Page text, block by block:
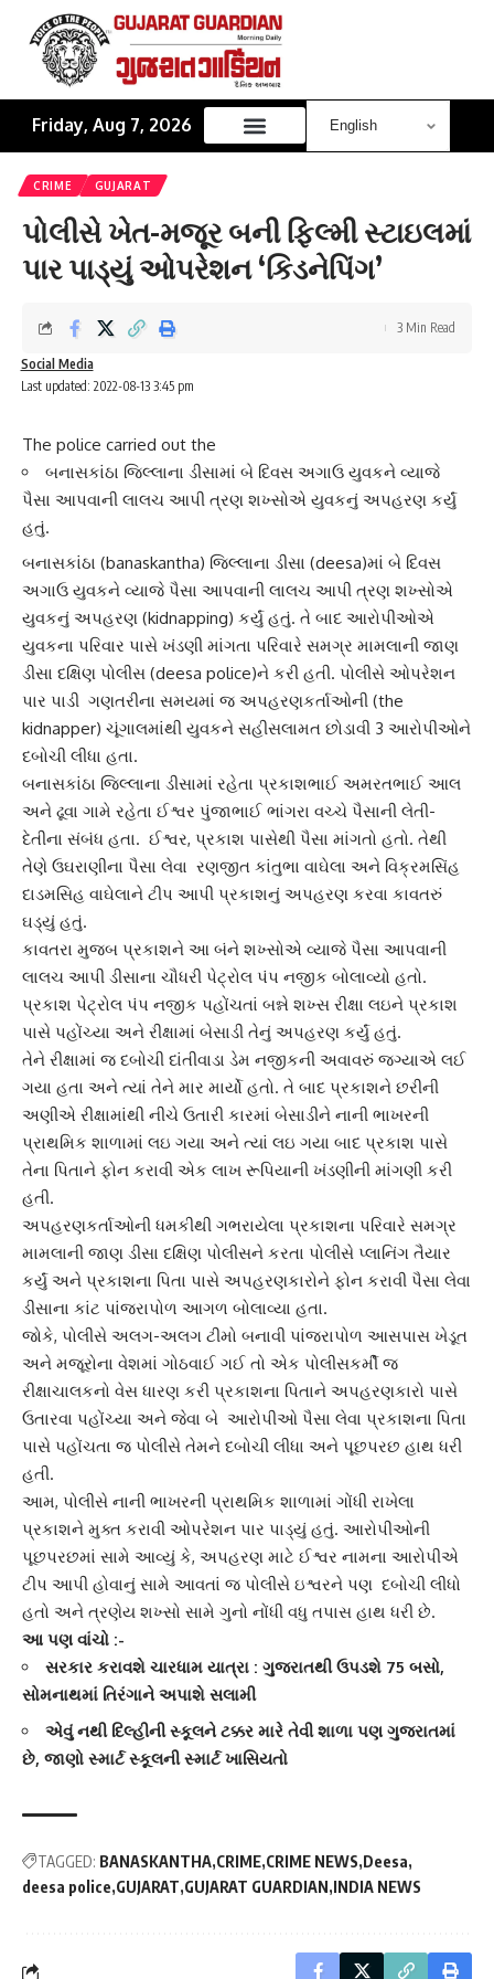
Friday, Aug 7, 2026
CRIME GUJARAT
પોલીસે ખેત-મજૂર બની ફિલ્મી સ્ટાઇલમાં
પાર પાડ્યું ઓપરેશન ‘કિડનેપિંગ’
Last updated: 2022-08-13 3:45 pm
Social Media
3 Min Read
The police carried out the
બનાસકાંઠા જિલ્લાના ડીસામાં બે દિવસ અગાઉ યુવકને વ્યાજે
પૈસા આપવાની લાલચ આપી ત્રણ શખ્સોએ યુવકનું અપહરણ કર્યું
હતું.
બનાસકાંઠા (banaskantha) જિલ્લાના ડીસા (deesa)માં બે દિવસ
અગાઉ યુવકને વ્યાજે પૈસા આપવાની લાલચ આપી ત્રણ શખ્સોએ
યુવકનું અપહરણ (kidnapping) કર્યું હતું. તે બાદ આરોપીઓએ
યુવકના પરિવાર પાસે ખંડણી માંગતા પરિવારે સમગ્ર મામલાની જાણ
ડીસા દક્ષિણ પોલીસ (deesa police)ને કરી હતી. પોલીસે ઓપરેશન
પાર પાડી ગણતરીના સમયમાં જ અપહરણકર્તાઓની (the
kidnapper) ચૂંગાલમાંથી યુવકને સહીસલામત છોડાવી 3 આરોપીઓને
દબોચી લીધા હતા.
બનાસકાંઠા જિલ્લાના ડીસામાં રહેતા પ્રકાશભાઈ અમરતભાઈ આલ
અને ઢૂવા ગામે રહેતા ઈશ્વર પુંજાભાઈ ભાંગરા વચ્ચે પૈસાની લેતી-
દેતીના સંબંધ હતા. ઈશ્વર, પ્રકાશ પાસેથી પૈસા માંગતો હતો. તેથી
તેણે ઉઘરાણીના પૈસા લેવા રણજીત કાંતુભા વાઘેલા અને વિક્રમસિંહ
દાડમસિહ વાઘેલાને ટીપ આપી પ્રકાશનું અપહરણ કરવા કાવતરું
ઘડ્યું હતું.
કાવતરા મુજબ પ્રકાશને આ બંને શખ્સોએ વ્યાજે પૈસા આપવાની
લાલચ આપી ડીસાના ચૌધરી પેટ્રોલ પંપ નજીક બોલાવ્યો હતો.
પ્રકાશ પેટ્રોલ પંપ નજીક પહોંચતાં બન્ને શખ્સ રીક્ષા લઇને પ્રકાશ
પાસે પહોંચ્યા અને રીક્ષામાં બેસાડી તેનું અપહરણ કર્યું હતું.
તેને રીક્ષામાં જ દબોચી દાંતીવાડા ડેમ નજીકની અવાવરું જગ્યાએ લઈ
ગયા હતા અને ત્યાં તેને માર માર્યો હતો. તે બાદ પ્રકાશને છરીની
અણીએ રીક્ષામાંથી નીચે ઉતારી કારમાં બેસાડીને નાની ભાખરની
પ્રાથમિક શાળામાં લઇ ગયા અને ત્યાં લઇ ગયા બાદ પ્રકાશ પાસે
તેના પિતાને ફોન કરાવી એક લાખ રૂપિયાની ખંડણીની માંગણી કરી
હતી.
અપહરણકર્તાઓની ધમકીથી ગભરાયેલા પ્રકાશના પરિવારે સમગ્ર
મામલાની જાણ ડીસા દક્ષિણ પોલીસને કરતા પોલીસે પ્લાનિંગ તૈયાર
કર્યું અને પ્રકાશના પિતા પાસે અપહરણકારોને ફોન કરાવી પૈસા લેવા
ડીસાના કાંટ પાંજરાપોળ આગળ બોલાવ્યા હતા.
જોકે, પોલીસે અલગ-અલગ ટીમો બનાવી પાંજરાપોળ આસપાસ ખેડૂત
અને મજૂરોના વેશમાં ગોઠવાઈ ગઈ તો એક પોલીસકર્મી જ
રીક્ષાચાલકનો વેસ ધારણ કરી પ્રકાશના પિતાને અપહરણકારો પાસે
ઉતારવા પહોંચ્યા અને જેવા બે આરોપીઓ પૈસા લેવા પ્રકાશના પિતા
પાસે પહોંચતા જ પોલીસે તેમને દબોચી લીધા અને પૂછપરછ હાથ ધરી
હતી.
આમ, પોલીસે નાની ભાખરની પ્રાથમિક શાળામાં ગોંધી રાખેલા
પ્રકાશને મુક્ત કરાવી ઓપરેશન પાર પાડ્યું હતું. આરોપીઓની
પૂછપરછમાં સામે આવ્યું કે, અપહરણ માટે ઈશ્વર નામના આરોપીએ
ટીપ આપી હોવાનું સામે આવતાં જ પોલીસે ઇશ્વરને પણ દબોચી લીધો
હતો અને ત્રણેય શખ્સો સામે ગુનો નોંધી વધુ તપાસ હાથ ધરી છે.
આ પણ વાંચો :-
સરકાર કરાવશે ચારધામ યાત્રા : ગુજરાતથી ઉપડશે 75 બસો,
સોમનાથમાં તિરંગાને અપાશે સલામી
એવું નથી દિલ્હીની સ્કૂલને ટક્કર મારે તેવી શાળા પણ ગુજરાતમાં
છે, જાણો સ્માર્ટ સ્કૂલની સ્માર્ટ ખાસિયતો
TAGGED: BANASKANTHA CRIME CRIME NEWS Deesa
deesa police GUJARAT GUJARAT GUARDIAN INDIA NEWS